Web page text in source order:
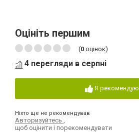
Оцініть першим
(0 оцінок)
4 перегляди в серпні
Я рекомендую
Ніхто ще не рекомендував
Авторизуйтесь
щоб оцінити і порекомендувати